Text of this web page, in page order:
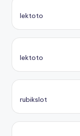
lektoto
lektoto
rubikslot